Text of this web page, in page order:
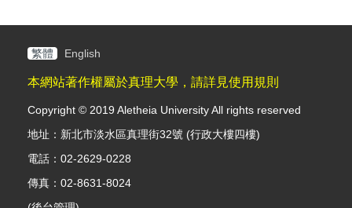
繁體 English
本網站著作權屬於真理大學，請詳見使用規則
Copyright © 2019 Aletheia University All rights reserved
地址：新北市淡水區真理街32號 (行政大樓四樓)
電話：02-2629-0228
傳真：02-8631-8024